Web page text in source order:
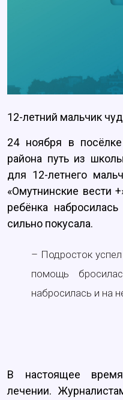
12-летний мальчик
24 ноября в
района путь из
для 12-летнего
«Омутнинские вести
ребёнка
сильно покусала.
– Подросток
помощь
набросилась и на
В настоящее
лечении.